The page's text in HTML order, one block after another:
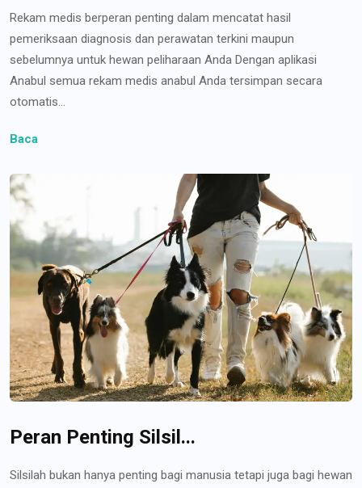
Rekam medis berperan penting dalam mencatat hasil
pemeriksaan diagnosis dan perawatan terkini maupun
sebelumnya untuk hewan peliharaan Anda Dengan aplikasi
Anabul semua rekam medis anabul Anda tersimpan secara
otomatis...
Baca
Peran Penting Silsil...
Silsilah bukan hanya penting bagi manusia tetapi juga bagi hewan